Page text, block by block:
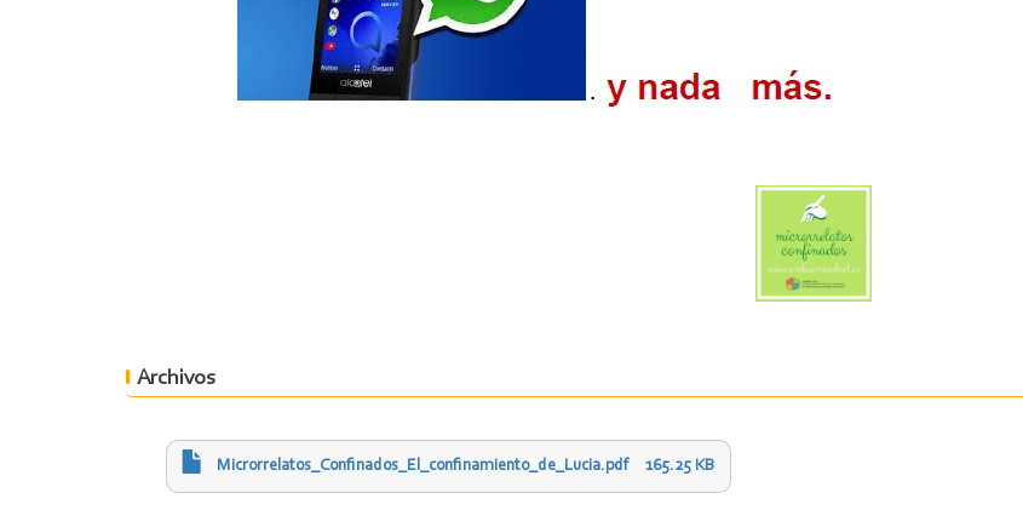
Archivos
Microrrelatos_Confinados_El_confinamiento_de_Lucia.pdf 165.25 KB